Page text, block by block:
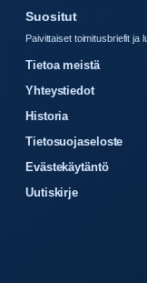
Suositut
Paivittaiset toimitusbriefit ja
Tietoa meistä
Yhteystiedot
Historia
Tietosuojaseloste
Evästekäytäntö
Uutiskirje